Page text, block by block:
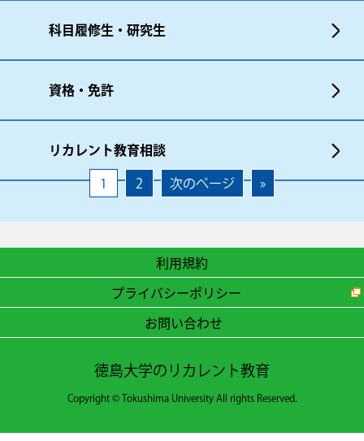
1 2 次のページ »
科目履修生・研究生
資格・免許
リカレント教育相談
利用規約
プライバシーポリシー
お問い合わせ
徳島大学のリカレント教育
Copyright © Tokushima University All rights Reserved.